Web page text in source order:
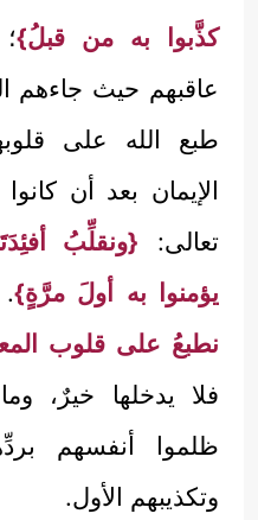
كذَّبوا به من قبلُ}
عاقبهم حيث جاءهم
طبع الله على
الإيمان بعد أن
تعالى: {ونقلِّبُ
يؤمنوا به أولَ مرَّةٍ}.
نطبعُ على قلوب
فلا يدخلها خيرٌ،
ظلموا أنفسهم
وتكذيبهم الأول.